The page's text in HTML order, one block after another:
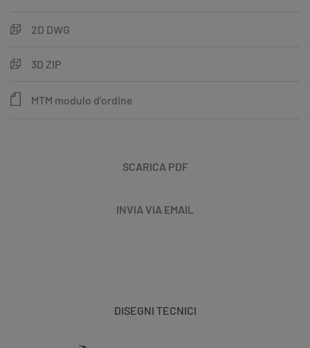
2D DWG
3D ZIP
MTM modulo d’ordine
SCARICA PDF
INVIA VIA EMAIL
DISEGNI TECNICI